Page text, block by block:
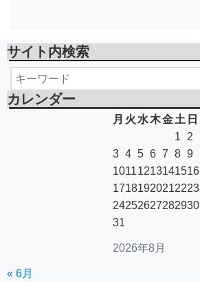
サイト内検索
カレンダー
2026年8月
月 火 水木金 土 日
1
2
3 4 5 6 7 8 9
10111213141516
17181920212223
24252627282930
31
« 6月